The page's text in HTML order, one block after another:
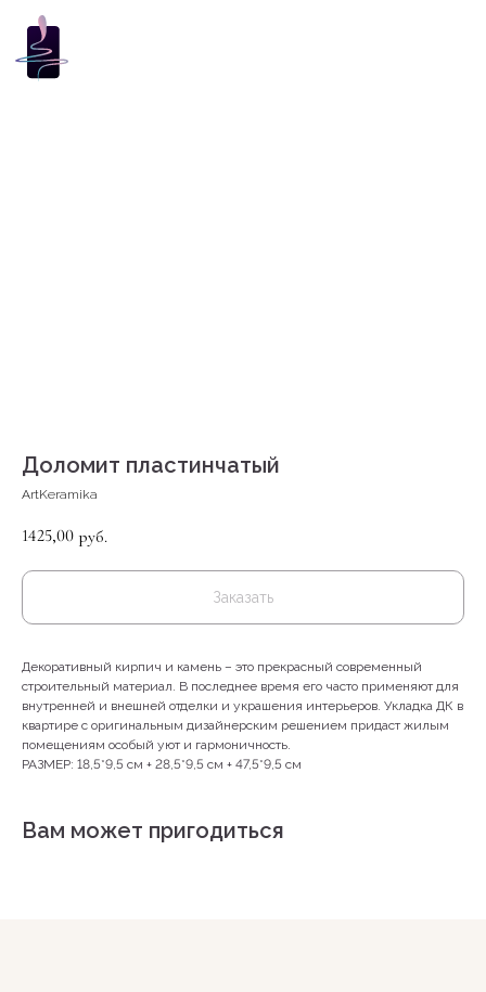
Доломит пластинчатый
ArtKeramika
1425,00 руб.
Заказать
Декоративный кирпич и камень – это прекрасный современный
строительный материал. В последнее время его часто применяют для
внутренней и внешней отделки и украшения интерьеров. Укладка ДК в
квартире с оригинальным дизайнерским решением придаст жилым
помещениям особый уют и гармоничность.
РАЗМЕР: 18,5*9,5 см + 28,5*9,5 см + 47,5*9,5 см
Вам может пригодиться
КОНТАКТЫ